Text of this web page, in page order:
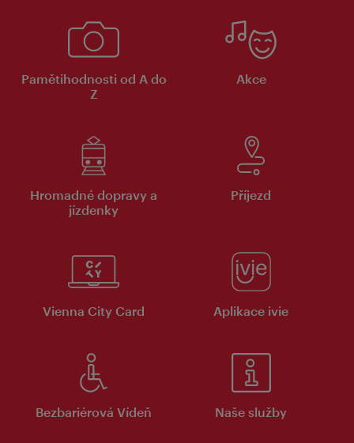
Pamětihodnosti od A do
Z
Akce
Hromadné dopravy a
jízdenky
Příjezd
Vienna City Card Aplikace ivie
Bezbariérová Vídeň Naše služby